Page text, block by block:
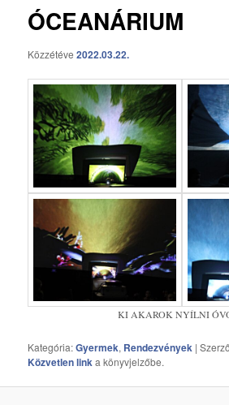
ÓCEANÁRIUM
Közzétéve2022.03.22.
KI AKAROK NYÍLNI
Kategória:Gyermek, Rendezvények |
Közvetlen linka könyvjelzőbe.